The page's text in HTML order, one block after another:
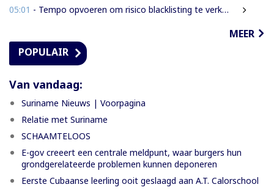
05:01 - Tempo opvoeren om risico blacklisting te verkleinen
MEER
POPULAIR
Van vandaag:
Suriname Nieuws | Voorpagina
Relatie met Suriname
SCHAAMTELOOS
E-gov creeert een centrale meldpunt, waar burgers hun
grondgerelateerde problemen kunnen deponeren
Eerste Cubaanse leerling ooit geslaagd aan A.T. Calorschool